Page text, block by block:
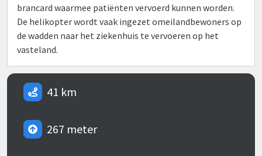
brancard waarmee patiënten vervoerd kunnen worden.
De helikopter wordt vaak ingezet omeilandbewoners op
de wadden naar het ziekenhuis te vervoeren op het
vasteland.
41 km
267 meter